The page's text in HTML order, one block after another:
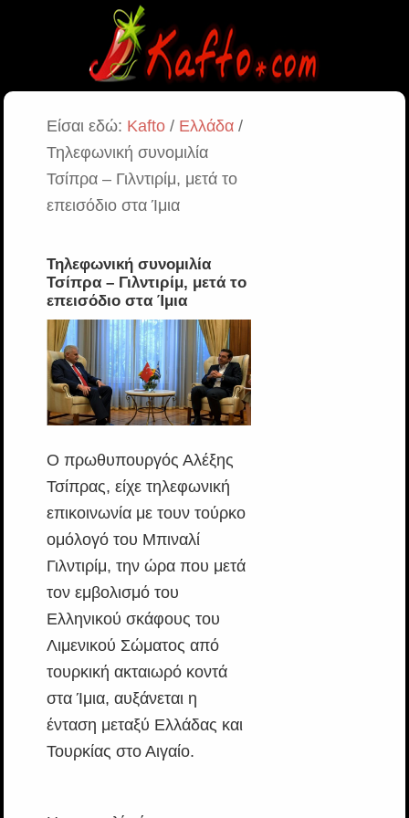
Είσαι εδώ: Kafto/ Ελλάδα/
Τηλεφωνική συνομιλία
Τσίπρα – Γιλντιρίμ, μετά το
επεισόδιο στα Ίμια
Τηλεφωνική συνομιλία
Τσίπρα – Γιλντιρίμ, μετά το
επεισόδιο στα Ίμια
Ο πρωθυπουργός Αλέξης
Τσίπρας, είχε τηλεφωνική
επικοινωνία με τουν τούρκο
ομόλογό του Μπιναλί
Γιλντιρίμ, την ώρα που μετά
τον εμβολισμό του
Ελληνικού σκάφους του
Λιμενικού Σώματος από
τουρκική ακταιωρό κοντά
στα Ίμια, αυξάνεται η
ένταση μεταξύ Ελλάδας και
Τουρκίας στο Αιγαίο.